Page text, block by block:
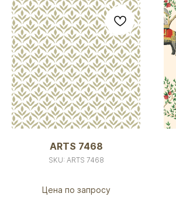
ARTS 7468
SKU: ARTS 7468
Цена по запросу